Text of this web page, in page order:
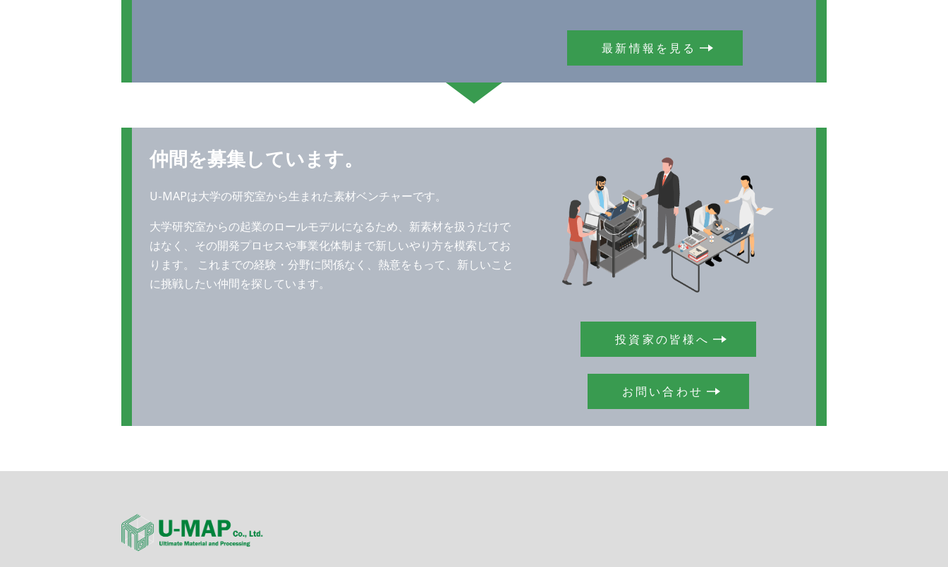
最新情報を見る
仲間を募集しています。
U-MAPは大学の研究室から生まれた素材ベンチャーです。
大学研究室からの起業のロールモデルになるため、新素材を扱うだけで
はなく、その開発プロセスや事業化体制まで新しいやり方を模索してお
ります。 これまでの経験・分野に関係なく、熱意をもって、新しいこと
に挑戦したい仲間を探しています。
投資家の皆様へ
お問い合わせ